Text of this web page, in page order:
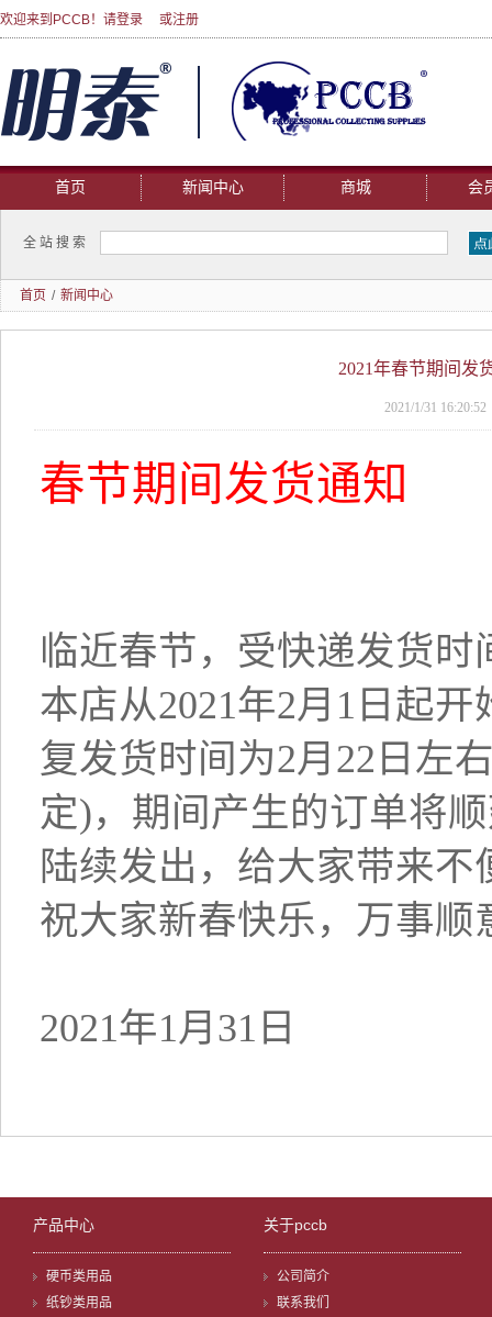
欢迎来到PCCB！请登录 或注册
首页 新闻中心 商城 会
全站搜索
首页 / 新闻中心
2021年春节期间发
2021/1/31 16:20:52
春节期间发货通知
临近春节，受快递发货
本店从2021年2月1日起
复发货时间为2月22日左
定)，期间产生的订单将
陆续发出，给大家带来不
祝大家新春快乐，万事顺
2021年1月31日
产品中心
硬币类用品
纸钞类用品
关于pccb
公司简介
联系我们